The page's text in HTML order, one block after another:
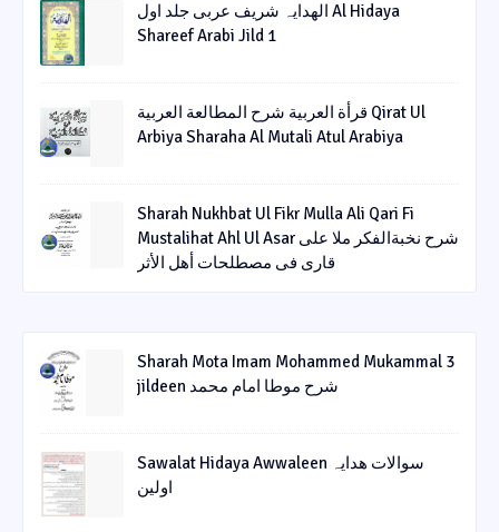
الھدایہ شریف عربی جلد اول Al Hidaya
Shareef Arabi Jild 1
قرأة العربیة شرح المطالعة العربیة Qirat Ul
Arbiya Sharaha Al Mutali Atul Arabiya
Sharah Nukhbat Ul Fikr Mulla Ali Qari Fi
Mustalihat Ahl Ul Asar شرح نخبةالفکر ملا علی
قاری فی مصطلحات أھل الأثر
Sharah Mota Imam Mohammed Mukammal 3
jildeen شرح موطا امام محمد
Sawalat Hidaya Awwaleen سوالات ھدایہ
اولین